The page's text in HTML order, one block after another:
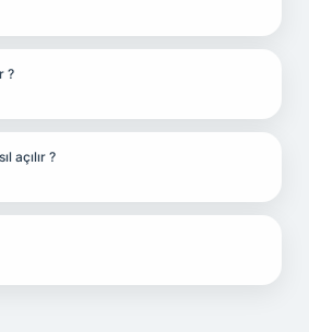
?
açılır ?